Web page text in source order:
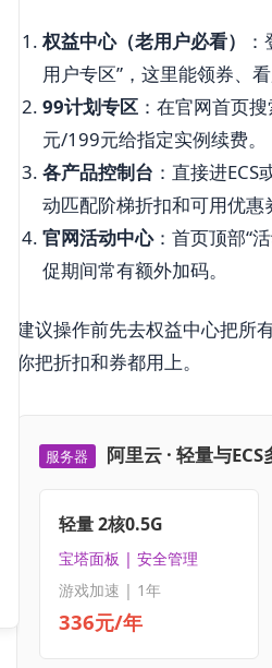
权益中心（老用户必看）
用户专区”，这里能领券、看
99计划专区 ：在官网首页
元/199元给指定实例续费。
各产品控制台 ：直接进
动匹配阶梯折扣和可用优惠
官网活动中心：首页顶部“
促期间常有额外加码。
建议操作前先去权益中心把所
你把折扣和券都用上。
服务器 阿里云 · 轻量与
轻量 2核0.5G
宝塔面板 | 安全管理
游戏加速 | 1年
336元/年